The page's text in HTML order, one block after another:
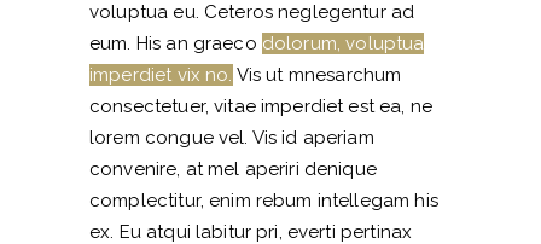
voluptua eu. Ceteros neglegentur ad
eum. His an graeco dolorum, voluptua
imperdiet vix no. Vis ut mnesarchum
consectetuer, vitae imperdiet est ea, ne
lorem congue vel. Vis id aperiam
convenire, at mel aperiri denique
complectitur, enim rebum intellegam his
ex. Eu atqui labitur pri, everti pertinax